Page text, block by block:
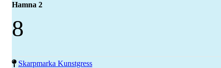
Hamna 2
8
Skarpmarka Kunstgress